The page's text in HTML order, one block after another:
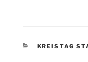
KATEGORIEN
KREISTAG